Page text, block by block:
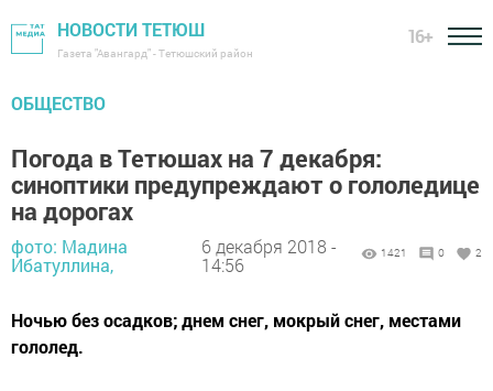
НОВОСТИ ТЕТЮШ
Газета "Авангард" - Тетюшский район
16+
ОБЩЕСТВО
Погода в Тетюшах на 7 декабря:
синоптики предупреждают о гололедице
на дорогах
фото: Мадина
Ибатуллина,
6 декабря 2018 -
14:56
1421 0 2
Ночью без осадков; днем снег, мокрый снег, местами
гололед.